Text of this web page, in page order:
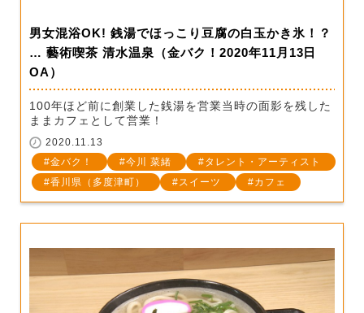
男女混浴OK! 銭湯でほっこり豆腐の白玉かき氷！？
… 藝術喫茶 清水温泉（金バク！2020年11月13日
OA）
100年ほど前に創業した銭湯を営業当時の面影を残した
ままカフェとして営業！
2020.11.13
金バク！
今川 菜緒
タレント・アーティスト
香川県（多度津町）
スイーツ カフェ